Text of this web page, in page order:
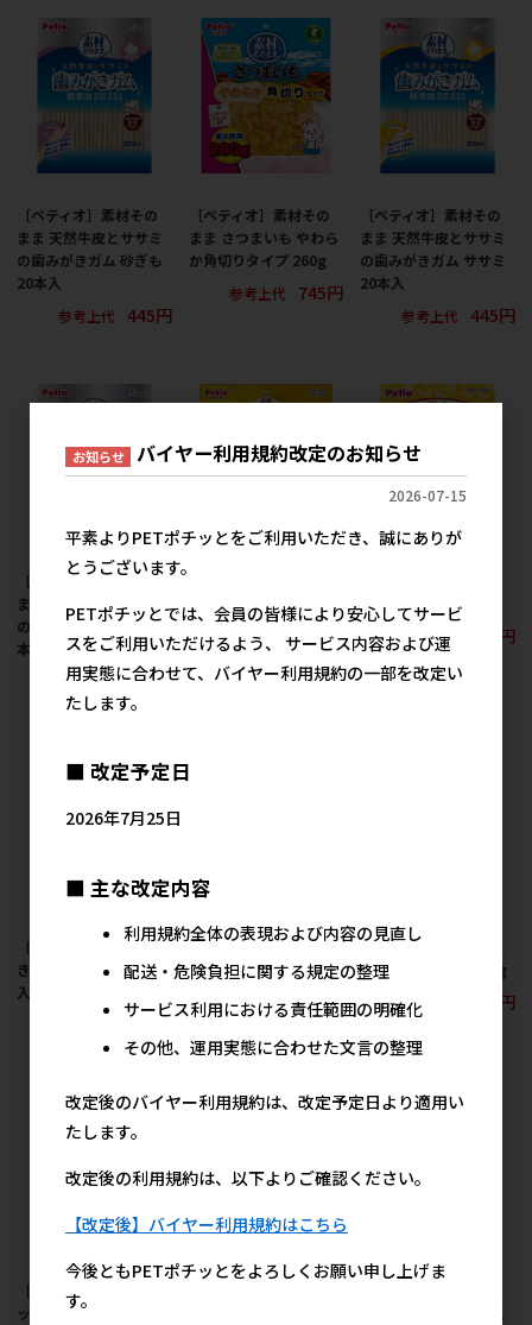
［ペティオ］素材その
まま 天然牛皮とササミ
の歯みがきガム 砂ぎも
20本入
参考上代
445円
［ペティオ］素材その
まま さつまいも やわら
か角切りタイプ 260g
参考上代
745円
［ペティオ］素材その
まま 天然牛皮とササミ
の歯みがきガム ササミ
20本入
参考上代
445円
［ペティオ］素材その
まま 天然牛皮とササミ
の歯みがきガム 野菜 20
本入
参考上代 445円
まま 完全無添加 極薄チ
キンスライスハード
180g
参考上代 1,512円
きのおにく 10本入
参考上代
445円
［ペティオ］ササミ巻
き 牛すじ入りガム 12本
入
445円
［ペティオ］素材その
まま 紫さつまいも 細切
400円
［ペティオ］乳酸菌の
ちから ササミ巻き 80g
参考上代
445円
［ペティオ］レバーポ
ップ タラロール 3本入
お知らせ バイヤー利用規約改定のお知らせ
2026-07-15
平素よりPETポチッとをご利用いただき、誠にありが
とうございます。
PETポチッとでは、会員の皆様により安心してサービ
スをご利用いただけるよう、 サービス内容および運
用実態に合わせて、バイヤー利用規約の一部を改定い
たします。
■ 改定予定日
2026年7月25日
■ 主な改定内容
利用規約全体の表現および内容の見直し
配送・危険負担に関する規定の整理
サービス利用における責任範囲の明確化
その他、運用実態に合わせた文言の整理
改定後のバイヤー利用規約は、改定予定日より適用い
たします。
改定後の利用規約は、以下よりご確認ください。
【改定後】バイヤー利用規約はこちら
今後ともPETポチッとをよろしくお願い申し上げま
す。